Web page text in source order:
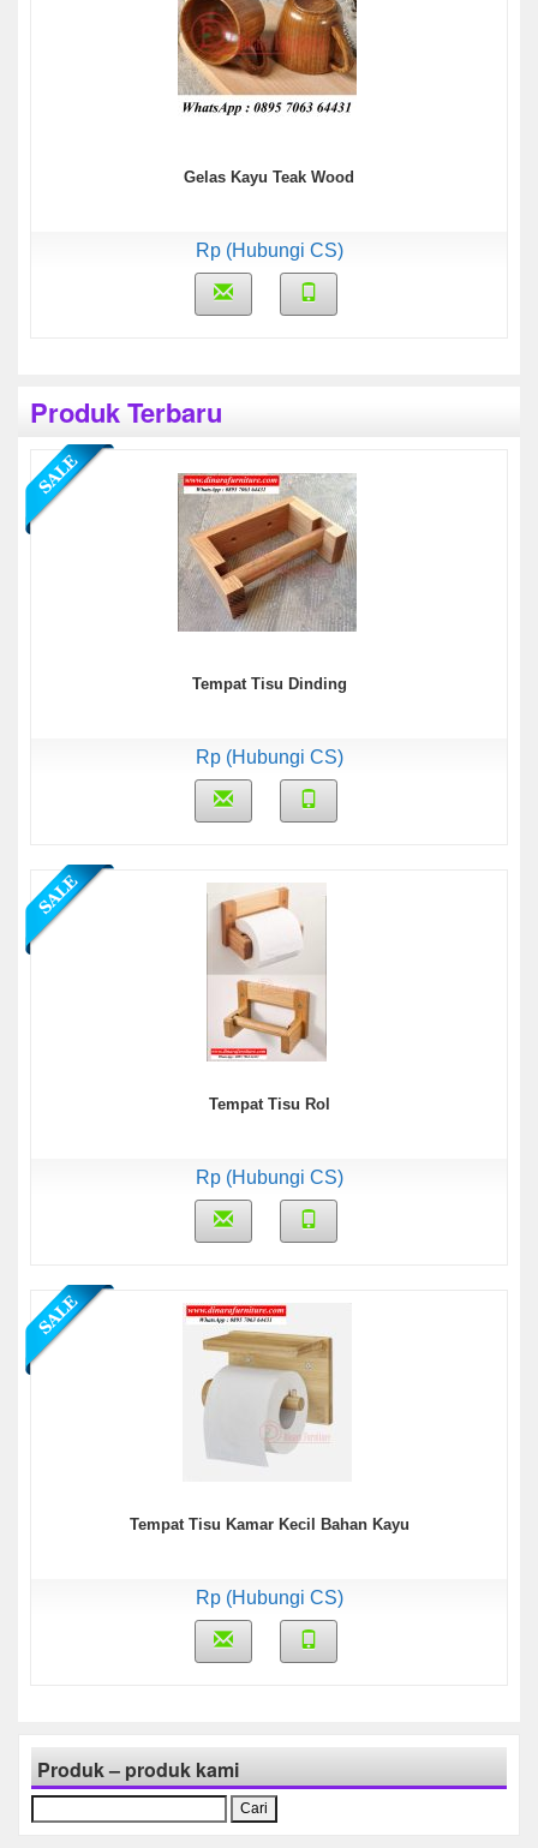
Gelas Kayu Teak Wood
Rp (Hubungi CS)
Produk Terbaru
Tempat Tisu Dinding
Rp (Hubungi CS)
Tempat Tisu Rol
Rp (Hubungi CS)
Tempat Tisu Kamar Kecil Bahan Kayu
Rp (Hubungi CS)
Produk – produk kami
Cari
untuk: